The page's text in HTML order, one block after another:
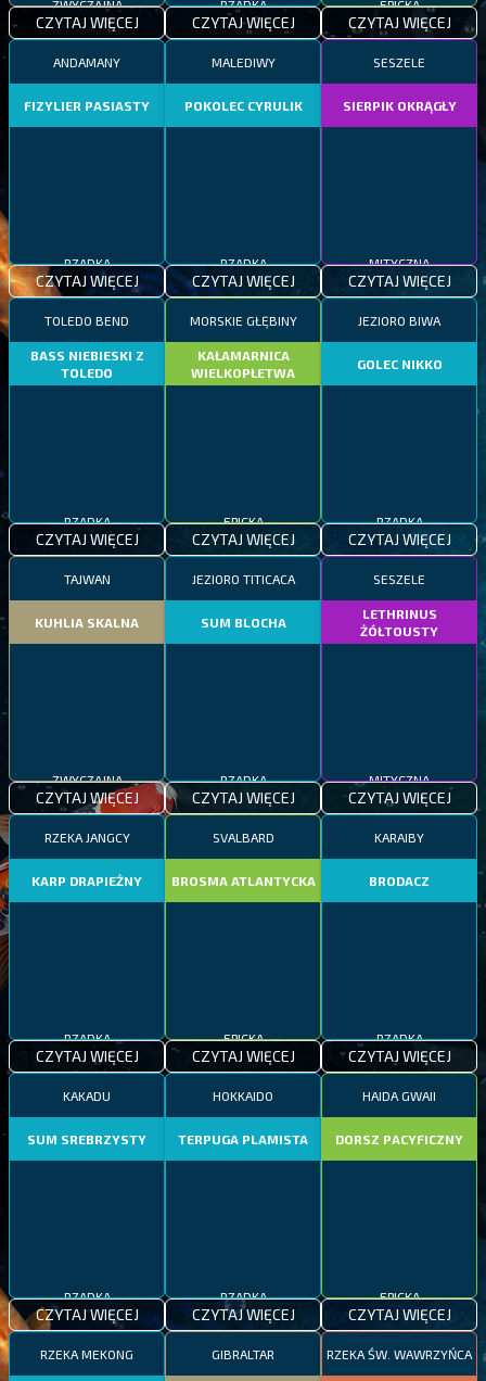
CZYTAJ WIĘCEJ CZYTAJ WIĘCEJ CZYTAJ WIĘCEJ
ANDAMANY
FIZYLIER PASIASTY
CZYTAJ WIĘCEJ
MALEDIWY
POKOLEC CYRULIK
RZADKA
CZYTAJ WIĘCEJ
SESZELE
SIERPIK OKRĄGŁY
MITYCZNA
CZYTAJ WIĘCEJ
TOLEDO BEND
BASS NIEBIESKI Z
TOLEDO
RZADKA
CZYTAJ WIĘCEJ
MORSKIE GŁĘBINY
KAŁAMARNICA
WIELKOPŁETWA
CZYTAJ WIĘCEJ
JEZIORO BIWA
GOLEC NIKKO
CZYTAJ WIĘCEJ
TAJWAN
KUHLIA SKALNA
ZWYCZAJNA
CZYTAJ WIĘCEJ
JEZIORO TITICACA
SUM BLOCHA
RZADKA
CZYTAJ WIĘCEJ
SESZELE
LETHRINUS
ŻÓŁTOUSTY
MITYCZNA
CZYTAJ WIĘCEJ
RZEKA JANGCY
KARP DRAPIEŻNY
RZADKA
CZYTAJ WIĘCEJ
SVALBARD
BROSMA ATLANTYCKA
EPICKA
CZYTAJ WIĘCEJ
KARAIBY
BRODACZ
RZADKA
CZYTAJ WIĘCEJ
KAKADU
SUM SREBRZYSTY
CZYTAJ WIĘCEJ
HOKKAIDO
TERPUGA PLAMISTA
RZADKA
CZYTAJ WIĘCEJ
HAIDA GWAII
DORSZ PACYFICZNY
EPICKA
CZYTAJ WIĘCEJ
RZEKA MEKONG GIBRALTAR RZEKA ŚW. WAWRZYŃCA